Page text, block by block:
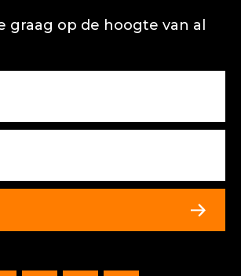
graag op de hoogte van al